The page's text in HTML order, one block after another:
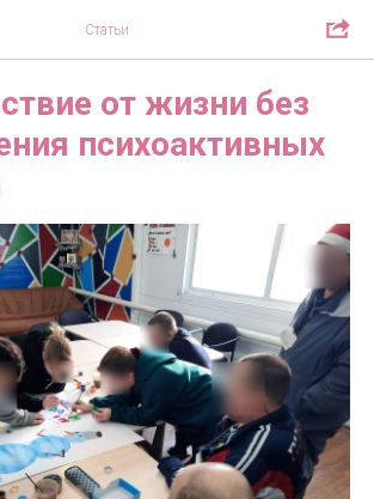
Статьи
от жизни без
психоактивных